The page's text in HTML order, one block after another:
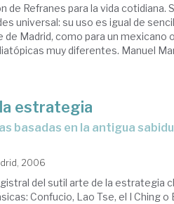
de Refranes para la vida cotidiana.
universal: su uso es igual de
de Madrid, como para un mexicano
muy diferentes. Manuel
estrategia
basadas en la antigua
2006
del sutil arte de la estrategia
Confucio, Lao Tse, el I Ching o